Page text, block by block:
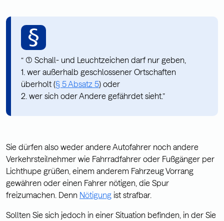
“ (1) Schall- und Leuchtzeichen darf nur geben,
1. wer außerhalb geschlossener Ortschaften
überholt (§ 5 Absatz 5) oder
2. wer sich oder Andere gefährdet sieht.”
Sie dürfen also weder andere Autofahrer noch andere
Verkehrsteilnehmer wie Fahrradfahrer oder Fußgänger per
Lichthupe grüßen, einem anderem Fahrzeug Vorrang
gewähren oder einen Fahrer nötigen, die Spur
freizumachen. Denn Nötigung ist strafbar.
Sollten Sie sich jedoch in einer Situation befinden, in der Sie